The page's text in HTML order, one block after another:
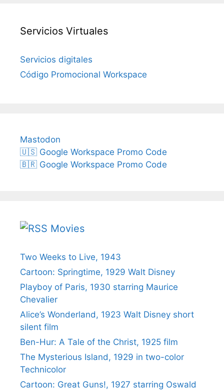
Servicios Virtuales
Servicios digitales
Código Promocional Workspace
Mastodon
🇺🇸 Google Workspace Promo Code
🇧🇷 Google Workspace Promo Code
Movies
Two Weeks to Live, 1943
Cartoon: Springtime, 1929 Walt Disney
Playboy of Paris, 1930 starring Maurice
Chevalier
Alice’s Wonderland, 1923 Walt Disney short
silent film
Ben-Hur: A Tale of the Christ, 1925 film
The Mysterious Island, 1929 in two-color
Technicolor
Cartoon: Great Guns!, 1927 starring Oswald